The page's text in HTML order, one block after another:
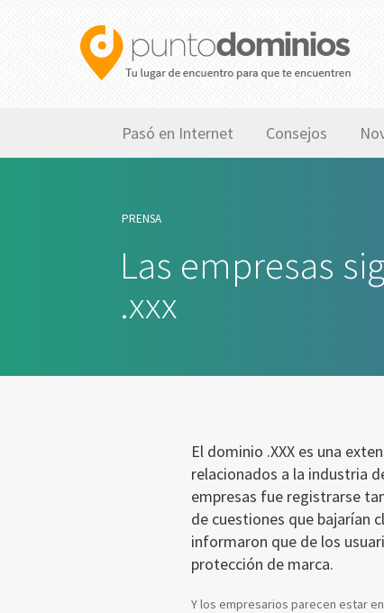
Pasó en Internet Consejos
PRENSA
Las empresas
.xxx
El dominio .XXX es una
relacionados a la industria
empresas fue registrarse
de cuestiones que bajarían
informaron que de los
protección de marca.
Y los empresarios parecen estar